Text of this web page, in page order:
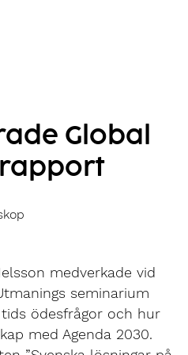
Global
medverkade vid
seminarium
ödesfrågor och hur
med Agenda 2030.